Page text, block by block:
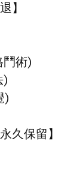
】
鬥術)
)
)
久保留】